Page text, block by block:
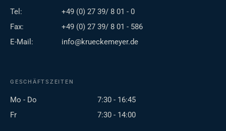
Tel:
+49 (0) 27 39/ 8 01 - 0
Fax:
+49 (0) 27 39/ 8 01 - 586
E-Mail:
info@krueckemeyer.de
GESCHÄFTSZEITEN
Mo - Do
7:30 - 16:45
Fr
7:30 - 14:00